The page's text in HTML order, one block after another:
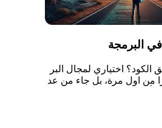
البرمجة
الكود؟ اختياري لمجال البر
من اول مرة، بل جاء من عد
بعض منهم وهم: الابتكا
قوة عمل شيء من لا شيء،
عصا سحرية يمكنك بها بن